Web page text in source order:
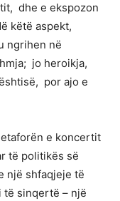
dhe e ekspozon
këtë aspekt,
ngrihen në
jo heroikja,
por ajo e
e koncertit
të politikës së
një shfaqjeje të
të sinqertë – një